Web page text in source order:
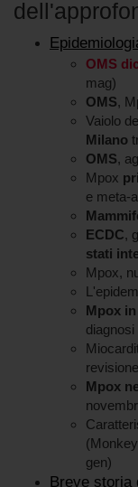
OMS
mag)
OMS,
Vaiolo
Milano
OMS,
Mpox
e meta-
ECDC,
stati
Mpox,
Mpox
Mpox
gen)
Breve storia